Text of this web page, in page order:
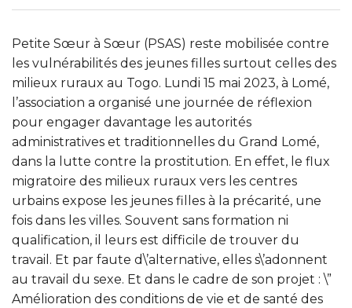
Petite Sœur à Sœur (PSAS) reste mobilisée contre
les vulnérabilités des jeunes filles surtout celles des
milieux ruraux au Togo. Lundi 15 mai 2023, à Lomé,
l’association a organisé une journée de réflexion
pour engager davantage les autorités
administratives et traditionnelles du Grand Lomé,
dans la lutte contre la prostitution. En effet, le flux
migratoire des milieux ruraux vers les centres
urbains expose les jeunes filles à la précarité, une
fois dans les villes. Souvent sans formation ni
qualification, il leurs est difficile de trouver du
travail. Et par faute d\’alternative, elles s\’adonnent
au travail du sexe. Et dans le cadre de son projet : \”
Amélioration des conditions de vie et de santé des